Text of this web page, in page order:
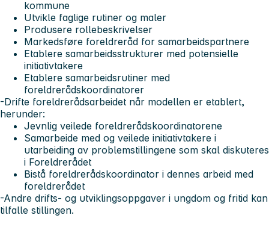
kommune
Utvikle faglige rutiner og maler
Produsere rollebeskrivelser
Markedsføre foreldreråd for samarbeidspartnere
Etablere samarbeidsstrukturer med potensielle
initiativtakere
Etablere samarbeidsrutiner med
foreldrerådskoordinatorer
-Drifte foreldrerådsarbeidet når modellen er etablert,
herunder:
Jevnlig veilede foreldrerådskoordinatorene
Samarbeide med og veilede initiativtakere i
utarbeiding av problemstillingene som skal diskuteres
i Foreldrerådet
Bistå foreldrerådskoordinator i dennes arbeid med
foreldrerådet
-Andre drifts- og utviklingsoppgaver i ungdom og fritid kan
tilfalle stillingen.